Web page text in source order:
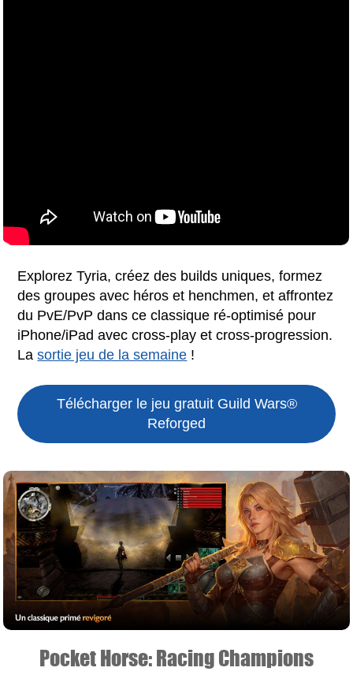
Explorez Tyria, créez des builds uniques, formez
des groupes avec héros et henchmen, et affrontez
du PvE/PvP dans ce classique ré-optimisé pour
iPhone/iPad avec cross-play et cross-progression.
Lasortie jeu de la semaine !
Télécharger le jeu gratuit Guild Wars®
Reforged
Pocket Horse: Racing Champions